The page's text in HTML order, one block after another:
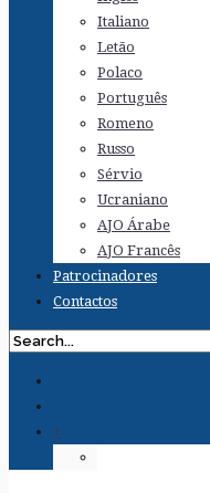
Italiano
Letão
Polaco
Português
Romeno
Russo
Sérvio
Ucraniano
AJO Árabe
AJO Francês
Patrocinadores
Contactos
+